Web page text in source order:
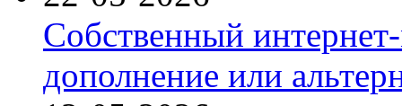
Собственный
дополнение или